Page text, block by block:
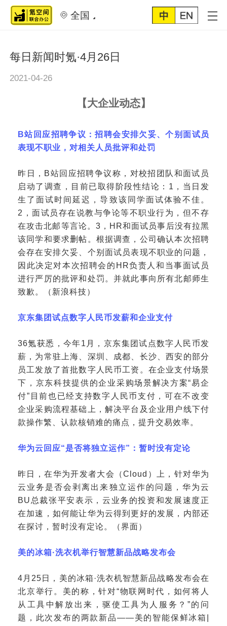
全国
每日新闻时氪·4月26日
2021-04-26
【大企业动态】
B站回应招聘争议：招聘会安排欠妥、个别面试员
表现不职业，对相关人员批评和处罚
昨日， B站回应招聘争议称，对校招团队和面试员
启动了调查，目前已取得阶段性结论：1，当日发
生了面试时间延迟，导致该同学面试体验不佳。
2，面试员存在说教与争论等不职业行为，但不存
在攻击北邮等言论。3，HR和面试员事后没有拉黑
该同学和要求删帖。根据调查，公司确认本次招聘
会存在安排欠妥、个别面试员表现不职业的问题，
因此决定对本次招聘会的HR负责人和当事面试员
进行严厉的批评和处罚。并就此事向所有北邮师生
致歉。（新浪科技）
京东集团试点数字人民币发薪和企业支付
36氪获悉，今年1月，京东集团试点数字人民币发
薪，为常驻上海、深圳、成都、长沙、西安的部分
员工发放了首批数字人民币工资。在企业支付场景
下，京东科技提供的企业采购场景解决方案“易企
付”目前也已经支持数字人民币支付，可在不改变
企业采购流程基础上，解决平台及企业用户线下付
款操作繁、认款核销难的痛点，提升交易效率。
华为云回应“是否将独立运作”：暂时没有定论
昨日，在华为开发者大会（Cloud）上，针对华为
云业务是否会剥离出来独立运作的问题，华为云
BU总裁张平安表示，云业务的投资和发展速度正
在加速，如何能让华为云得到更好的发展，内部还
在探讨，暂时没有定论。（界面）
美的冰箱·洗衣机举行智慧新品战略发布会
4月25日，美的冰箱·洗衣机智慧新品战略发布会在
北京举行。美的称，针对“物联网时代，如何将人
从工具中解放出来，驱使工具为人服务？”的问
题，此次发布的两款新品——美的智能保鲜冰箱|